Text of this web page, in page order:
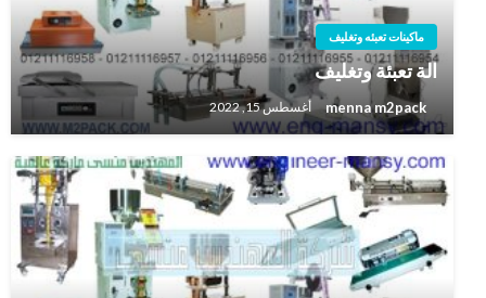
ماكينات تعبئه وتغليف
الة تعبئة وتغليف
menna m2pack أغسطس 15, 2022